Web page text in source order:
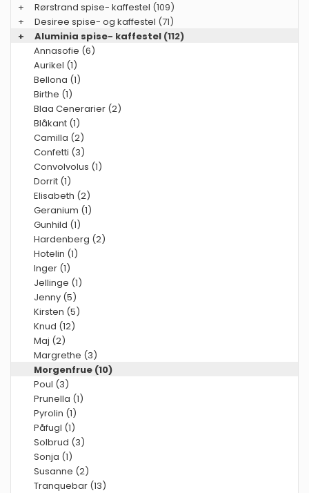
+
Rørstrand spise- kaffestel (109)
+
Desiree spise- og kaffestel (71)
+
Aluminia spise- kaffestel (112)
Annasofie (6)
Aurikel (1)
Bellona (1)
Birthe (1)
Blaa Cenerarier (2)
Blåkant (1)
Camilla (2)
Confetti (3)
Convolvolus (1)
Dorrit (1)
Elisabeth (2)
Geranium (1)
Gunhild (1)
Hardenberg (2)
Hotelin (1)
Inger (1)
Jellinge (1)
Jenny (5)
Kirsten (5)
Knud (12)
Maj (2)
Margrethe (3)
Morgenfrue (10)
Poul (3)
Prunella (1)
Pyrolin (1)
Påfugl (1)
Solbrud (3)
Sonja (1)
Susanne (2)
Tranquebar (13)